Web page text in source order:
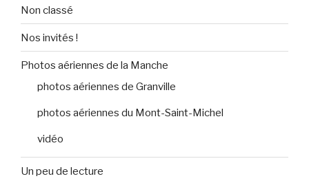
Non classé
Nos invités !
Photos aériennes de la Manche
photos aériennes de Granville
photos aériennes du Mont-Saint-Michel
vidéo
Un peu de lecture